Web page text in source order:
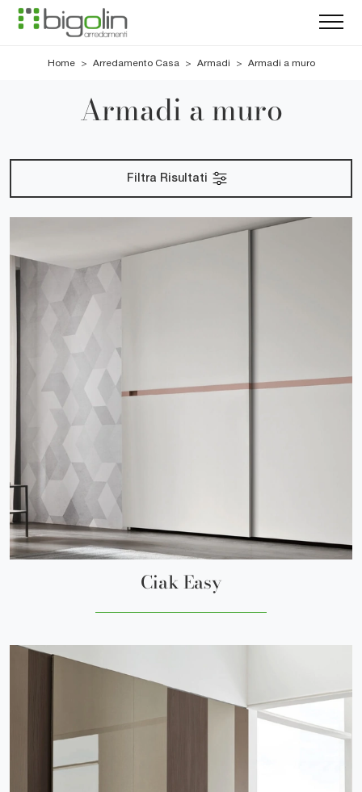
Home > Arredamento Casa > Armadi > Armadi a muro
Armadi a muro
Filtra Risultati
Ciak Easy